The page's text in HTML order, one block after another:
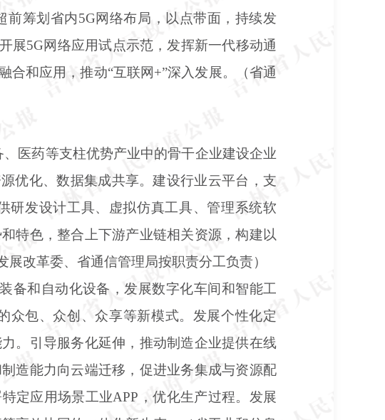
筹划省内5G网络布局，以点带面，持续发
展5G网络应用试点示范，发挥新一代移动通
和应用，推动“互联网+”深入发展。（省通
医药等支柱优势产业中的骨干企业建设企业
优化、数据集成共享。建设行业云平台，支
研发设计工具、虚拟仿真工具、管理系统软
特色，整合上下游产业链相关资源，构建以
改革委、省通信管理局按职责分工负责）
备和自动化设备，发展数字化车间和智能工
众包、众创、众享等新模式。发展个性化定
。引导服务化延伸，推动制造企业提供在线
造能力向云端迁移，促进业务集成与资源配
定应用场景工业APP，优化生产过程。发展